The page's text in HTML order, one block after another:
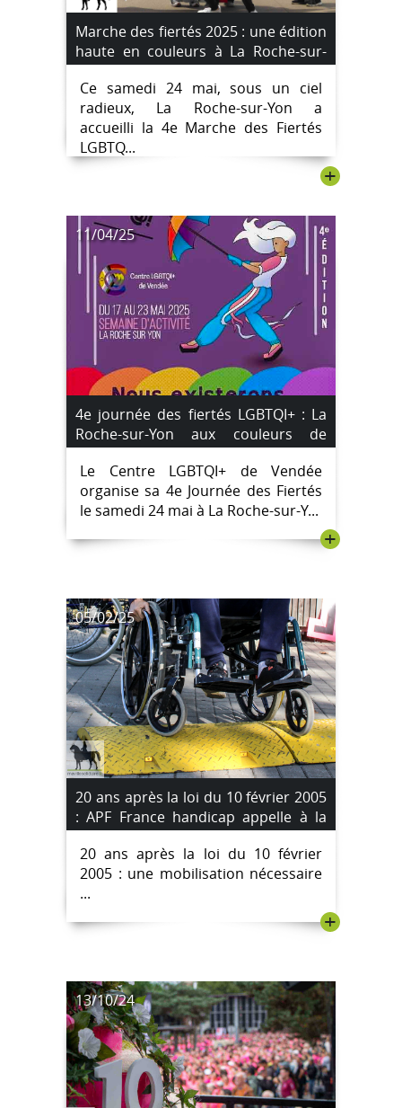
Marche des fiertés 2025 : une édition
haute en couleurs à La Roche-sur-
Yon
Ce samedi 24 mai, sous un ciel
radieux, La Roche-sur-Yon a
accueilli la 4e Marche des Fiertés
LGBTQ...
+
11/04/25
4e journée des fiertés LGBTQI+ : La
Roche-sur-Yon aux couleurs de
l’inclusion #Marche des Fiertés
Le Centre LGBTQI+ de Vendée
organise sa 4e Journée des Fiertés
le samedi 24 mai à La Roche-sur-Y...
+
05/02/25
20 ans après la loi du 10 février 2005
: APF France handicap appelle à la
mobilisation
20 ans après la loi du 10 février
2005 : une mobilisation nécessaire
...
+
13/10/24